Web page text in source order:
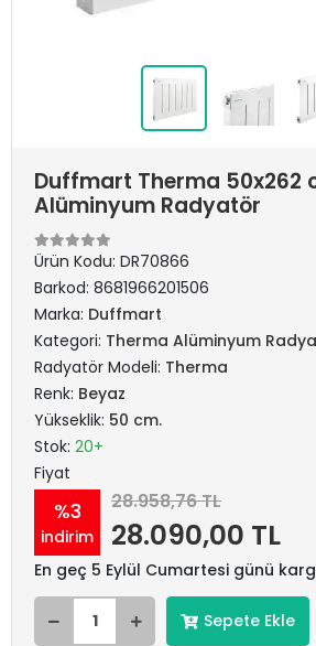
Duffmart Therma 50x262
Alüminyum Radyatör
Ürün Kodu: DR70866
Barkod: 8681966201506
Marka: Duffmart
Kategori: Therma Alüminyum
Radyatör Modeli: Therma
Renk: Beyaz
Yükseklik: 50 cm.
Stok: 20+
Fiyat
%3
indirim
28.958,76 TL
28.090,00 TL
En geç 5 Eylül Cumartesi günü
Sepete Ekle